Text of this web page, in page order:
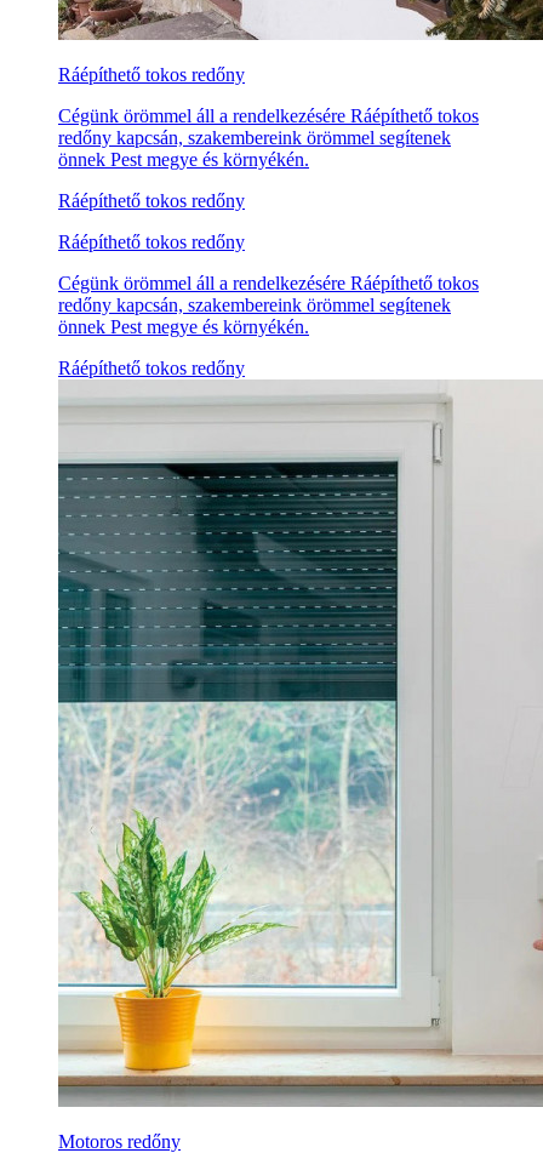
Ráépíthető tokos redőny
Cégünk örömmel áll a rendelkezésére Ráépíthető tokos
redőny kapcsán, szakembereink örömmel segítenek
önnek Pest megye és környékén.
Ráépíthető tokos redőny
Ráépíthető tokos redőny
Cégünk örömmel áll a rendelkezésére Ráépíthető tokos
redőny kapcsán, szakembereink örömmel segítenek
önnek Pest megye és környékén.
Ráépíthető tokos redőny
Motoros redőny